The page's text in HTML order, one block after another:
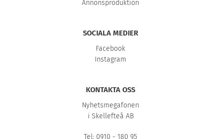
Annonsproduktion
SOCIALA MEDIER
Facebook
Instagram
KONTAKTA OSS
Nyhetsmegafonen
i Skellefteå AB
Tel: 0910 - 180 95